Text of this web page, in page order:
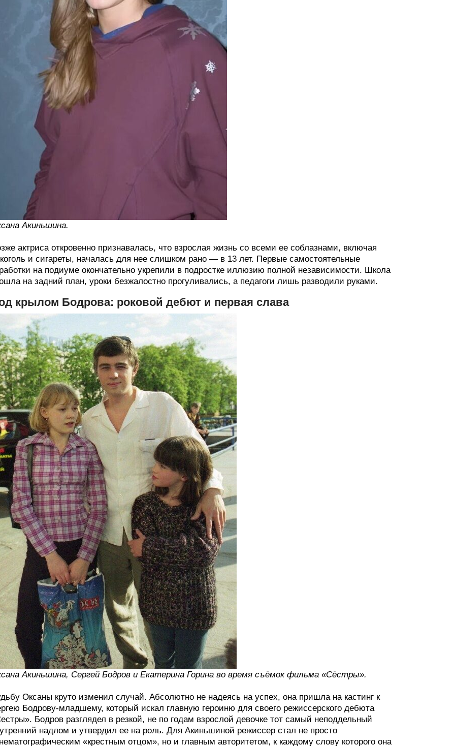
Акиньшина.
актриса откровенно признавалась, что взрослая жизнь со всеми ее соблазнами, включая
и сигареты, началась для нее слишком рано — в 13 лет. Первые самостоятельные
на подиуме окончательно укрепили в подростке иллюзию полной независимости. Школа
на задний план, уроки безжалостно прогуливались, а педагоги лишь разводили руками.
крылом Бодрова: роковой дебют и первая слава
Акиньшина, Сергей Бодров и Екатерина Горина во время съёмок фильма «Сёстры».
Оксаны круто изменил случай. Абсолютно не надеясь на успех, она пришла на кастинг к
Бодрову-младшему, который искал главную героиню для своего режиссерского дебюта
Бодров разглядел в резкой, не по годам взрослой девочке тот самый неподдельный
надлом и утвердил ее на роль. Для Акиньшиной режиссер стал не просто
«крестным отцом», но и главным авторитетом, к каждому слову которого она